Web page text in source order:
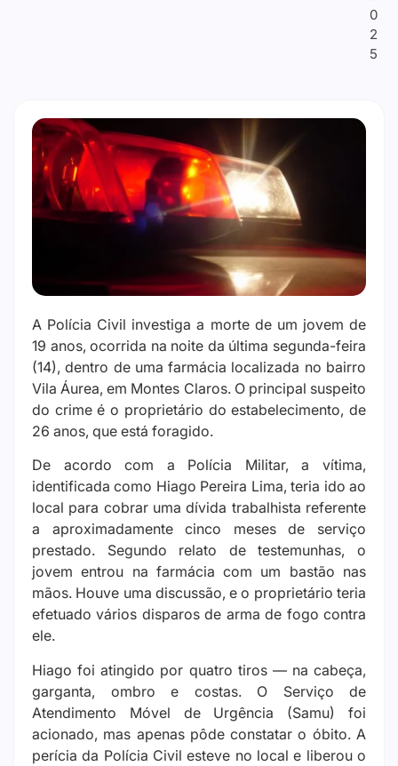
0
2
5
A Polícia Civil investiga a morte de um jovem de
19 anos, ocorrida na noite da última segunda-feira
(14), dentro de uma farmácia localizada no bairro
Vila Áurea, em Montes Claros. O principal suspeito
do crime é o proprietário do estabelecimento, de
26 anos, que está foragido.
De acordo com a Polícia Militar, a vítima,
identificada como Hiago Pereira Lima, teria ido ao
local para cobrar uma dívida trabalhista referente
a aproximadamente cinco meses de serviço
prestado. Segundo relato de testemunhas, o
jovem entrou na farmácia com um bastão nas
mãos. Houve uma discussão, e o proprietário teria
efetuado vários disparos de arma de fogo contra
ele.
Hiago foi atingido por quatro tiros — na cabeça,
garganta, ombro e costas. O Serviço de
Atendimento Móvel de Urgência (Samu) foi
acionado, mas apenas pôde constatar o óbito. A
perícia da Polícia Civil esteve no local e liberou o